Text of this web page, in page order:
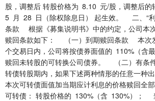
股，调整后 转股价格为 8.10 元/股，调整后
5 月 28 日（除权除息日） 起生效。 二、“利
条款 根据《募集说明书》中的约定，公司本
赎回条款如下： （一）到期赎回条款 本次
个交易日内，公司将按债券面值的 110%（含
赎回未转股的可转换公司债券。 （二）有
转债转股期内，如果下述两种情形的任意一种
本次可转债面值加当期应计利息的价格赎回全
可转债： 转股价格的 130%（含 130%）；